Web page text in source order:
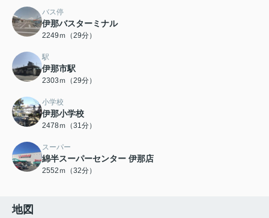
バス停
伊那バスターミナル
2249ｍ（29分）
駅
伊那市駅
2303ｍ（29分）
小学校
伊那小学校
2478ｍ（31分）
スーパー
綿半スーパーセンター 伊那店
2552ｍ（32分）
地図